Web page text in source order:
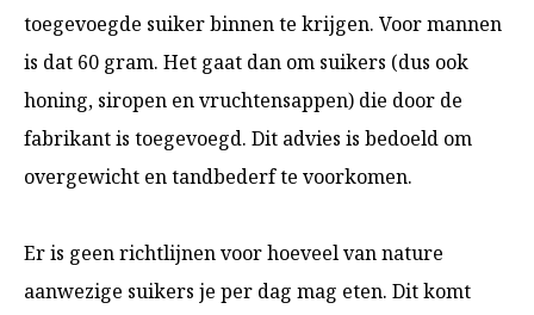
toegevoegde suiker binnen te krijgen. Voor mannen
is dat 60 gram. Het gaat dan om suikers (dus ook
honing, siropen en vruchtensappen) die door de
fabrikant is toegevoegd. Dit advies is bedoeld om
overgewicht en tandbederf te voorkomen.
Er is geen richtlijnen voor hoeveel van nature
aanwezige suikers je per dag mag eten. Dit komt